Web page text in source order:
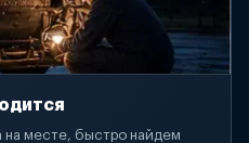
на месте, быстро найдем